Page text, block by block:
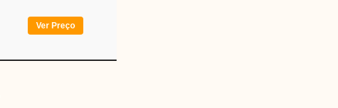
Ver Preço